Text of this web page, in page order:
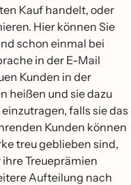
Kauf handelt, oder
Hier können Sie
schon einmal bei
in der E-Mail
Kunden in der
heißen und sie dazu
falls sie das
Kunden können
treu geblieben sind,
Treueprämien
Aufteilung nach